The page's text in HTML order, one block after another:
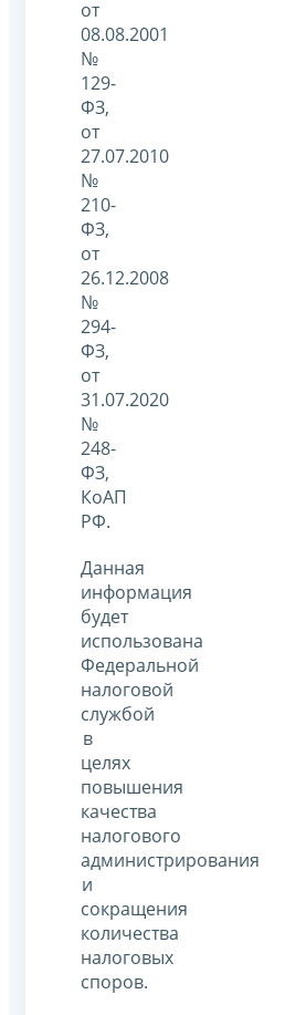
от
08.08.2001
№
129-
ФЗ,
от
27.07.2010
№
210-
ФЗ,
от
26.12.2008
№
294-
ФЗ,
от
31.07.2020
№
248-
ФЗ,
КоАП
РФ.
Данная
информация
будет
использована
Федеральной
налоговой
службой
в
целях
повышения
качества
налогового
администрирования
и
сокращения
количества
налоговых
споров.